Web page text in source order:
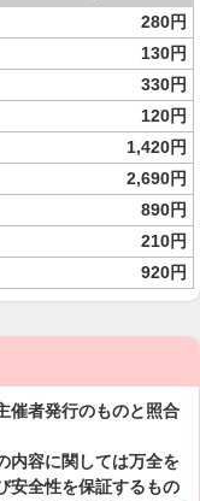
280円
130円
330円
120円
1,420円
2,690円
890円
210円
920円
催者発行のものと照合
内容に関しては万全を
安全性を保証するもの